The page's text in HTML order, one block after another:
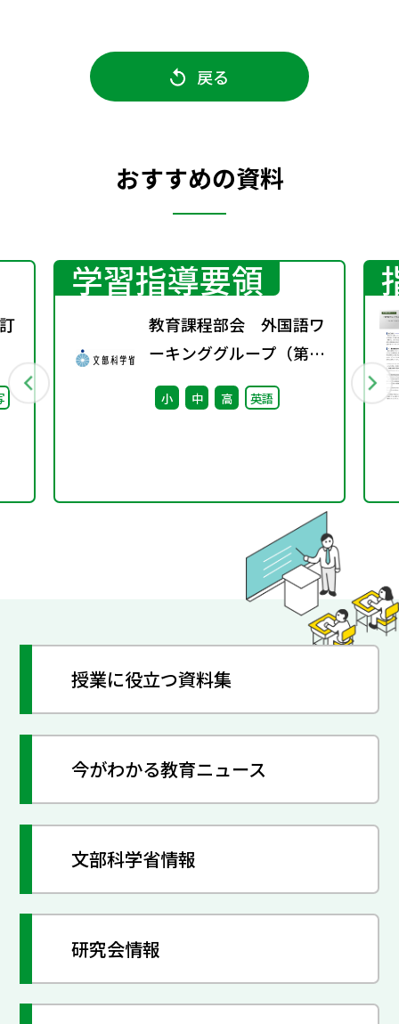
戻る
おすすめの資料
学習指導要領
教育課程部会 外国語ワ
ーキンググループ（第8
回） 配付資料
小 中 高 英語
授業に役立つ資料集
今がわかる教育ニュース
文部科学省情報
研究会情報